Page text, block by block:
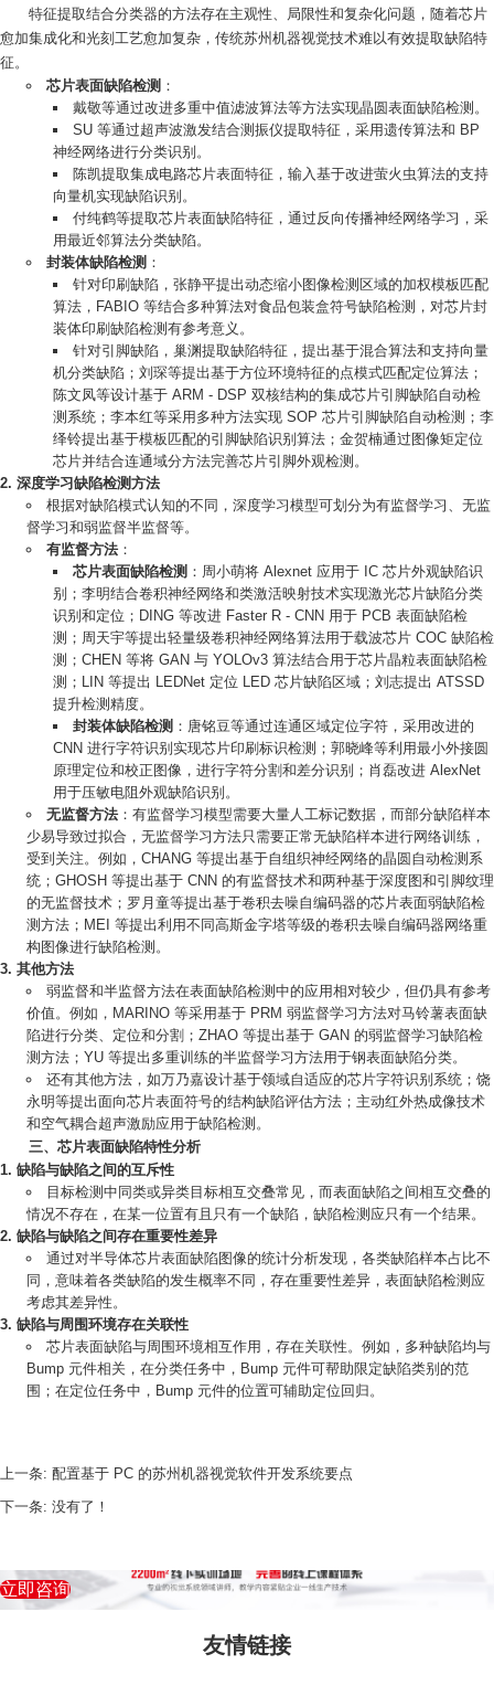
特征提取结合分类器的方法存在主观性、局限性和复杂化问题，随着芯片
愈加集成化和光刻工艺愈加复杂，传统苏州机器视觉技术难以有效提取缺陷特
征。
芯片表面缺陷检测 ：
戴敬等通过改进多重中值滤波算法等方法实现晶圆表面缺陷检测。
SU 等通过超声波激发结合测振仪提取特征，采用遗传算法和 BP
神经网络进行分类识别。
陈凯提取集成电路芯片表面特征，输入基于改进萤火虫算法的支持
向量机实现缺陷识别。
付纯鹤等提取芯片表面缺陷特征，通过反向传播神经网络学习，采
用最近邻算法分类缺陷。
封装体缺陷检测 ：
针对印刷缺陷，张静平提出动态缩小图像检测区域的加权模板匹配
算法，FABIO 等结合多种算法对食品包装盒符号缺陷检测，对芯片封
装体印刷缺陷检测有参考意义。
针对引脚缺陷，巢渊提取缺陷特征，提出基于混合算法和支持向量
机分类缺陷；刘琛等提出基于方位环境特征的点模式匹配定位算法；
陈文凤等设计基于 ARM - DSP 双核结构的集成芯片引脚缺陷自动检
测系统；李本红等采用多种方法实现 SOP 芯片引脚缺陷自动检测；李
绎铃提出基于模板匹配的引脚缺陷识别算法；金贺楠通过图像矩定位
芯片并结合连通域分方法完善芯片引脚外观检测。
深度学习缺陷检测方法
根据对缺陷模式认知的不同，深度学习模型可划分为有监督学习、无监
督学习和弱监督半监督等。
有监督方法 ：
芯片表面缺陷检测 ：周小萌将 Alexnet 应用于 IC 芯片外观缺陷识
别；李明结合卷积神经网络和类激活映射技术实现激光芯片缺陷分类
识别和定位；DING 等改进 Faster R - CNN 用于 PCB 表面缺陷检
测；周天宇等提出轻量级卷积神经网络算法用于载波芯片 COC 缺陷检
测；CHEN 等将 GAN 与 YOLOv3 算法结合用于芯片晶粒表面缺陷检
测；LIN 等提出 LEDNet 定位 LED 芯片缺陷区域；刘志提出 ATSSD
提升检测精度。
封装体缺陷检测 ：唐铭豆等通过连通区域定位字符，采用改进的
CNN 进行字符识别实现芯片印刷标识检测；郭晓峰等利用最小外接圆
原理定位和校正图像，进行字符分割和差分识别；肖磊改进 AlexNet
用于压敏电阻外观缺陷识别。
无监督方法 ：有监督学习模型需要大量人工标记数据，而部分缺陷样本
少易导致过拟合，无监督学习方法只需要正常无缺陷样本进行网络训练，
受到关注。例如，CHANG 等提出基于自组织神经网络的晶圆自动检测系
统；GHOSH 等提出基于 CNN 的有监督技术和两种基于深度图和引脚纹理
的无监督技术；罗月童等提出基于卷积去噪自编码器的芯片表面弱缺陷检
测方法；MEI 等提出利用不同高斯金字塔等级的卷积去噪自编码器网络重
构图像进行缺陷检测。
其他方法
弱监督和半监督方法在表面缺陷检测中的应用相对较少，但仍具有参考
价值。例如，MARINO 等采用基于 PRM 弱监督学习方法对马铃薯表面缺
陷进行分类、定位和分割；ZHAO 等提出基于 GAN 的弱监督学习缺陷检
测方法；YU 等提出多重训练的半监督学习方法用于钢表面缺陷分类。
还有其他方法，如万乃嘉设计基于领域自适应的芯片字符识别系统；饶
永明等提出面向芯片表面符号的结构缺陷评估方法；主动红外热成像技术
和空气耦合超声激励应用于缺陷检测。
三、芯片表面缺陷特性分析
缺陷与缺陷之间的互斥性
目标检测中同类或异类目标相互交叠常见，而表面缺陷之间相互交叠的
情况不存在，在某一位置有且只有一个缺陷，缺陷检测应只有一个结果。
缺陷与缺陷之间存在重要性差异
通过对半导体芯片表面缺陷图像的统计分析发现，各类缺陷样本占比不
同，意味着各类缺陷的发生概率不同，存在重要性差异，表面缺陷检测应
考虑其差异性。
缺陷与周围环境存在关联性
芯片表面缺陷与周围环境相互作用，存在关联性。例如，多种缺陷均与
Bump 元件相关，在分类任务中，Bump 元件可帮助限定缺陷类别的范
围；在定位任务中，Bump 元件的位置可辅助定位回归。
上一条: 配置基于 PC 的苏州机器视觉软件开发系统要点
下一条: 没有了！
立即咨询
友情链接